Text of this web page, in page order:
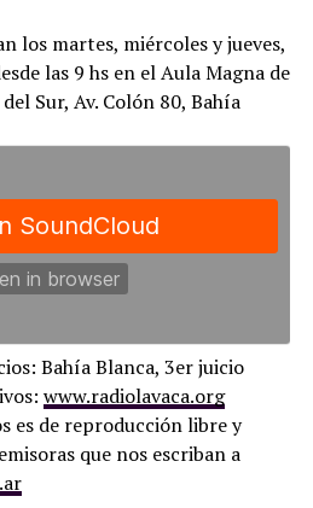
los martes, miércoles y jueves,
las 9 hs en el Aula Magna de
Sur, Av. Colón 80, Bahía
www.radiolavaca.org
es de reproducción libre y
que nos escriban a